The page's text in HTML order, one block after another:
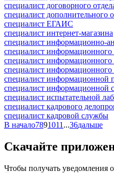
специалист договорного
специалист дополнительного
специалист ЕГАИС
специалист интернет-магазина
специалист информационно-
специалист
специалист информационного
специалист информационного
специалист информационной
специалист информационной
специалист испытательной
специалист кадрового
специалист кадровой службы
В начало7891011 ...36дальше
Скачайте
Чтобы получать уведомления